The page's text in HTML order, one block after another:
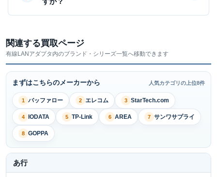
関連する買取ページ
有線LANアダプタ内のブランド・シリーズ一覧へ移動できます
まずはこちらのメーカーから 人気カテゴリの上位8件
1 バッファロー 2 エレコム 3 StarTech.com
4 IODATA 5 TP-Link 6 AREA 7 サンワサプライ
8 GOPPA
あ行